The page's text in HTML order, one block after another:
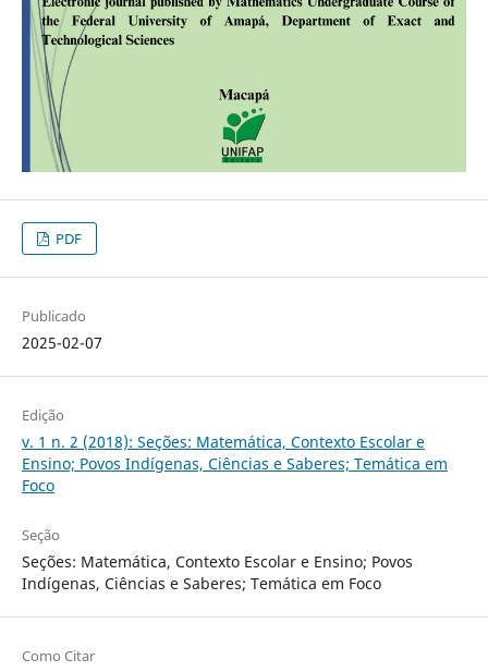
PDF
Publicado
2025-02-07
Edição
v. 1 n. 2 (2018): Seções: Matemática, Contexto Escolar e
Ensino; Povos Indígenas, Ciências e Saberes; Temática em
Foco
Seção
Seções: Matemática, Contexto Escolar e Ensino; Povos
Indígenas, Ciências e Saberes; Temática em Foco
Como Citar